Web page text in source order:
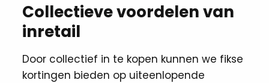
Collectieve voordelen van
inretail
Door collectief in te kopen kunnen we fikse
kortingen ​bieden op uiteenlopende